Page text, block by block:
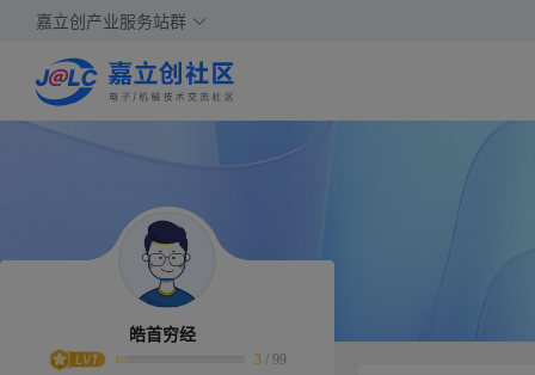
嘉立创产业服务站群
皓首穷经
3 / 99